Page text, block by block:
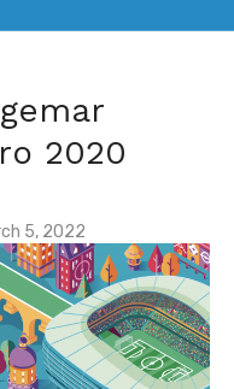
2020
5, 2022